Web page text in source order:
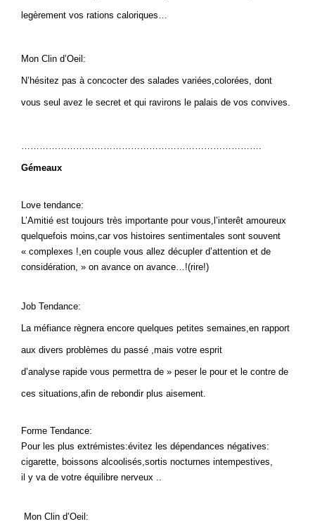
legèrement vos rations caloriques…
Mon Clin d’Oeil:
N’hésitez pas à concocter des salades variées,colorées, dont
vous seul avez le secret et qui ravirons le palais de vos convives.
…………………………………………………………………….
Gémeaux
Love tendance:
L’Amitié est toujours très importante pour vous,l’interêt amoureux
quelquefois moins,car vos histoires sentimentales sont souvent
« complexes !,en couple vous allez décupler d’attention et de
considération, » on avance on avance…!(rire!)
Job Tendance:
La méfiance règnera encore quelques petites semaines,en rapport
aux divers problèmes du passé ,mais votre esprit
d’analyse rapide vous permettra de » peser le pour et le contre de
ces situations,afin de rebondir plus aisement.
Forme Tendance:
Pour les plus extrémistes:évitez les dépendances négatives:
cigarette, boissons alcoolisés,sortis nocturnes intempestives,
il y va de votre équilibre nerveux ..
Mon Clin d’Oeil: